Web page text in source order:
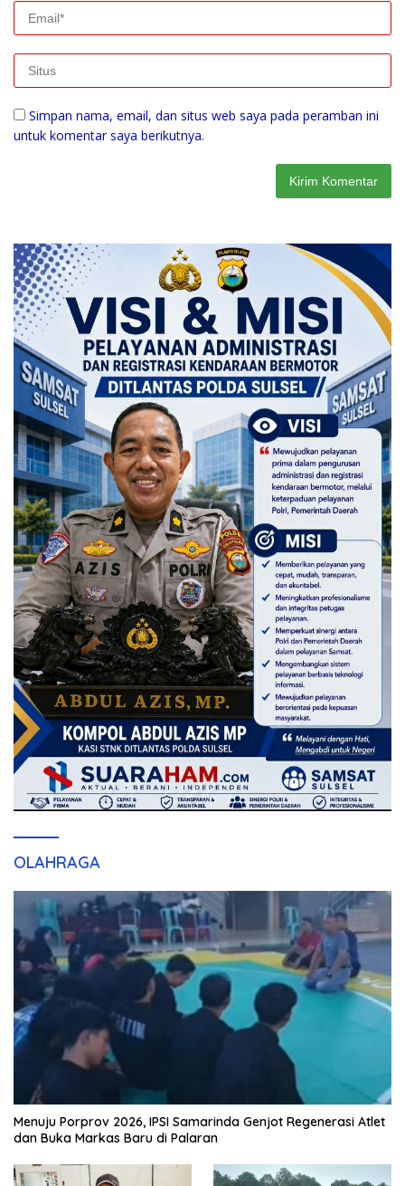
Simpan nama, email, dan situs web saya pada peramban ini
untuk komentar saya berikutnya.
OLAHRAGA
Menuju Porprov 2026, IPSI Samarinda Genjot Regenerasi Atlet
dan Buka Markas Baru di Palaran